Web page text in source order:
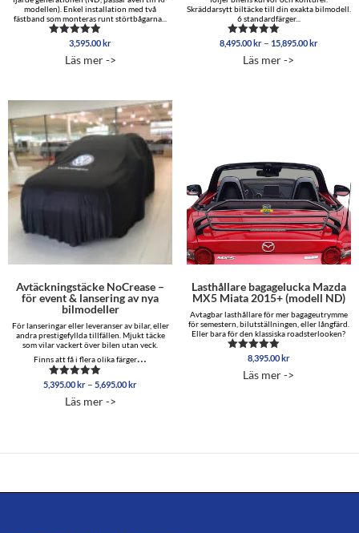
modellen). Enkel installation med två
fästband som monteras runt störtbågarna...
Betygsatt
av 5
3,595.00kr
Läs mer ->
Skräddarsytt biltäcke till din exakta bilmodell.
6 standardfärger...
Betygsatt
av 5
8,495.00kr – 15,895.00kr
Läs mer ->
Avtäckningstäcke NoCrease –
för event & lansering av nya
bilmodeller
För lanseringar eller leveranser av bilar, eller
andra prestigefyllda tillfällen. Mjukt täcke
som vilar vackert över bilen utan veck.
Finns att få i flera olika färger…
Betygsatt
av 5
5,395.00 kr – 5,695.00 krPrisintervall:
Läs mer ->
Lasthållare bagagelucka Mazda
MX5 Miata 2015+ (modell ND)
Avtagbar lasthållare för mer bagageutrymme
för semestern, bilutställningen, eller långfärd.
Eller bara för den klassiska roadsterlooken?
Betygsatt
av 5
8,395.00 kr
Läs mer ->